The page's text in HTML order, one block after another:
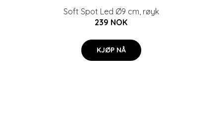
Soft Spot Led Ø9 cm, røyk
239 NOK
KJØP NÅ